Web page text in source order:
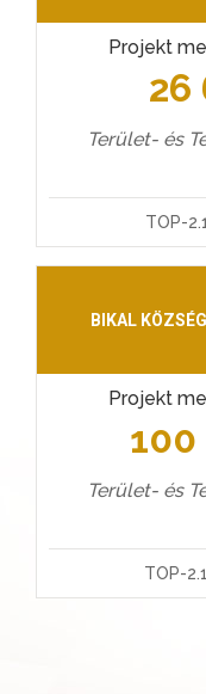
Projekt
26
Terület- és
TOP-
BIKAL
Projekt
Terület- és
TOP-